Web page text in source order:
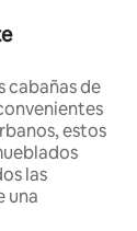
cabañas de
estos
las
una